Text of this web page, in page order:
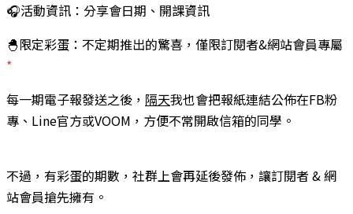
🎧活動資訊：分享會日期、開課資訊
🐣限定彩蛋：不定期推出的驚喜，僅限訂閱者&網站會員專屬
*
每一期電子報發送之後， 隔天我也會把報紙連結公佈在FB粉
專、Line官方或VOOM，方便不常開啟信箱的同學。
不過，有彩蛋的期數，社群上會再延後發佈，讓訂閱者 & 網
站會員搶先擁有。